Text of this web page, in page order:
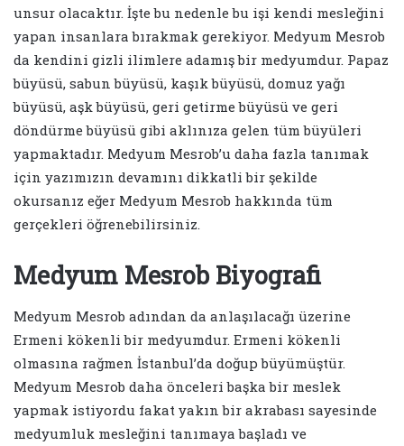
unsur olacaktır. İşte bu nedenle bu işi kendi mesleğini
yapan insanlara bırakmak gerekiyor. Medyum Mesrob
da kendini gizli ilimlere adamış bir medyumdur. Papaz
büyüsü, sabun büyüsü, kaşık büyüsü, domuz yağı
büyüsü, aşk büyüsü, geri getirme büyüsü ve geri
döndürme büyüsü gibi aklınıza gelen tüm büyüleri
yapmaktadır. Medyum Mesrob’u daha fazla tanımak
için yazımızın devamını dikkatli bir şekilde
okursanız eğer Medyum Mesrob hakkında tüm
gerçekleri öğrenebilirsiniz.
Medyum Mesrob Biyografi
Medyum Mesrob adından da anlaşılacağı üzerine
Ermeni kökenli bir medyumdur. Ermeni kökenli
olmasına rağmen İstanbul’da doğup büyümüştür.
Medyum Mesrob daha önceleri başka bir meslek
yapmak istiyordu fakat yakın bir akrabası sayesinde
medyumluk mesleğini tanımaya başladı ve